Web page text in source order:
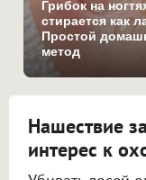
Грибок на
стирается как
Простой
метод
Нашествие
интерес к